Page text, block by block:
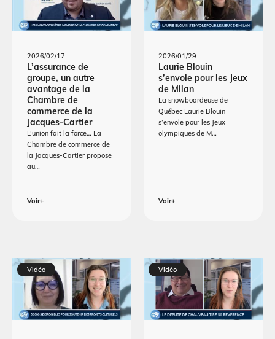
2026/02/17
L’assurance de
groupe, un autre
avantage de la
Chambre de
commerce de la
Jacques-Cartier
L’union fait la force… La
Chambre de commerce de
la Jacques-Cartier propose
au…
Voir+
2026/01/29
Laurie Blouin
s’envole pour les Jeux
de Milan
La snowboardeuse de
Québec Laurie Blouin
s’envole pour les Jeux
olympiques de M…
Voir+
Vidéo Vidéo